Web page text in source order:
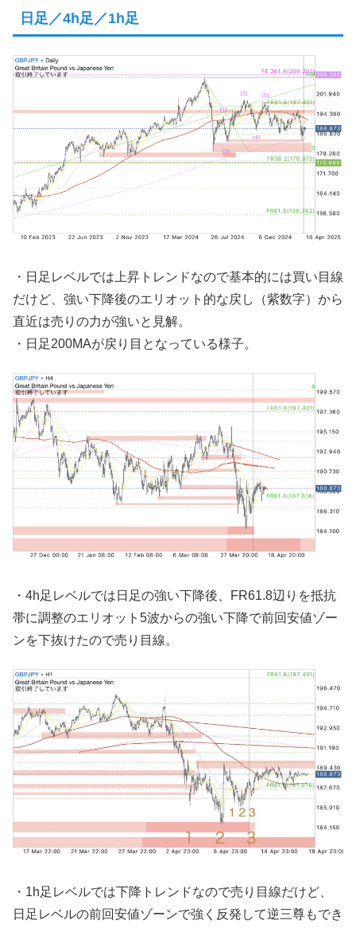
日足／4h足／1h足
・日足レベルでは上昇トレンドなので基本的には買い目線
だけど、強い下降後のエリオット的な戻し（紫数字）から
直近は売りの力が強いと見解。
・日足200MAが戻り目となっている様子。
・4h足レベルでは日足の強い下降後、FR61.8辺りを抵抗
帯に調整のエリオット5波からの強い下降で前回安値ゾー
ンを下抜けたので売り目線。
・1h足レベルでは下降トレンドなので売り目線だけど、
日足レベルの前回安値ゾーンで強く反発して逆三尊もでき